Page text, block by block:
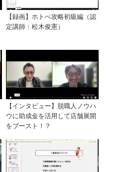
【録画】ホトぺ攻略初級編（認
定講師：松木俊憲）
【インタビュー】脱職人ノウハ
ウに助成金を活用して店舗展開
をブースト！？